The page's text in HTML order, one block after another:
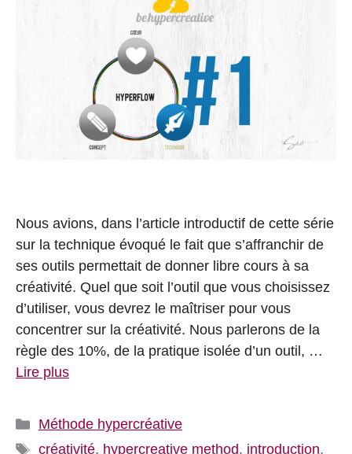
Nous avions, dans l’article introductif de cette série
sur la technique évoqué le fait que s’affranchir de
ses outils permettait de donner libre cours à sa
créativité. Quel que soit l’outil que vous choisissez
d’utiliser, vous devrez le maîtriser pour vous
concentrer sur la créativité. Nous parlerons de la
règle des 10%, de la pratique isolée d’un outil, …
Lire plus
Catégories
Méthode hypercréative
Étiquettes
créativité, hypercreative method, introduction,